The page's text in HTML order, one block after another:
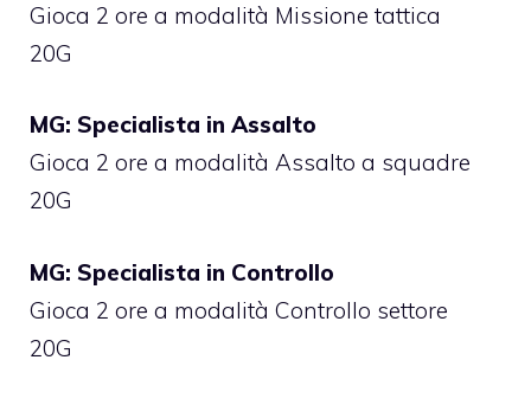
Gioca 2 ore a modalità Missione tattica
20G
MG: Specialista in Assalto
Gioca 2 ore a modalità Assalto a squadre
20G
MG: Specialista in Controllo
Gioca 2 ore a modalità Controllo settore
20G